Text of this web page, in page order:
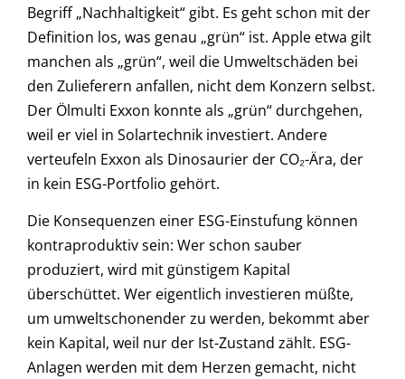
Begriff „Nachhaltigkeit“ gibt. Es geht schon mit der
Definition los, was genau „grün“ ist. Apple etwa gilt
manchen als „grün“, weil die Umweltschäden bei
den Zulieferern anfallen, nicht dem Konzern selbst.
Der Ölmulti Exxon konnte als „grün“ durchgehen,
weil er viel in Solartechnik investiert. Andere
verteufeln Exxon als Dinosaurier der CO₂-Ära, der
in kein ESG-Portfolio gehört.
Die Konsequenzen einer ESG-Einstufung können
kontraproduktiv sein: Wer schon sauber
produziert, wird mit günstigem Kapital
überschüttet. Wer eigentlich investieren müßte,
um umweltschonender zu werden, bekommt aber
kein Kapital, weil nur der Ist-Zustand zählt. ESG-
Anlagen werden mit dem Herzen gemacht, nicht